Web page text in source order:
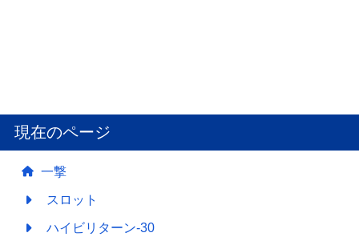
現在のページ
一撃
スロット
ハイビリターン-30